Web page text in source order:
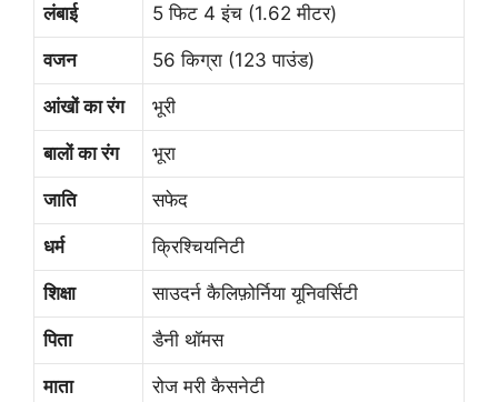
लंबाई 5 फिट 4 इंच (1.62 मीटर)
वजन 56 किग्रा (123 पाउंड)
आंखों का रंग भूरी
बालों का रंग भूरा
जाति सफेद
धर्म क्रिश्चियनिटी
शिक्षा साउदर्न कैलिफ़ोर्निया यूनिवर्सिटी
पिता डैनी थॉमस
माता रोज मरी कैसनेटी